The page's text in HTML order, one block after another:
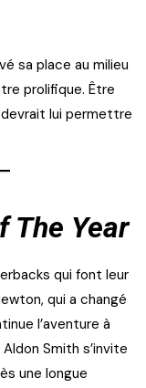
sa place au milieu
prolifique. Être
lui permettre
The Year
qui font leur
qui a changé
l’aventure à
Smith s’invite
une longue